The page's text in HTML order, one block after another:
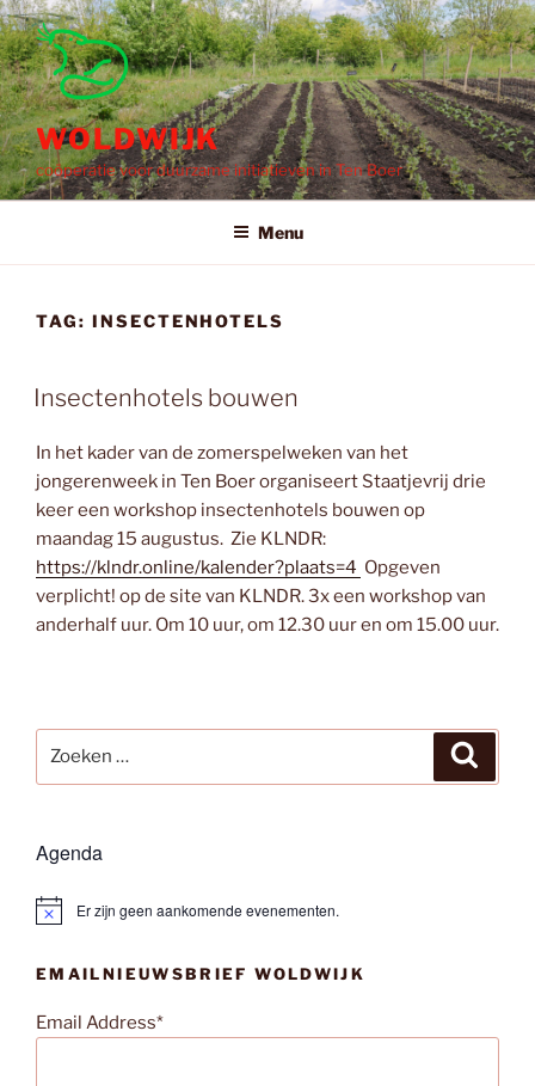
Ga
naar
de
inhoud
WOLDWIJK
coöperatie voor duurzame initiatieven in Ten Boer
Menu
TAG: INSECTENHOTELS
Insectenhotels bouwen
In het kader van de zomerspelweken van het
jongerenweek in Ten Boer organiseert Staatjevrij drie
keer een workshop insectenhotels bouwen op
maandag 15 augustus. Zie KLNDR:
https://klndr.online/kalender?plaats=4 Opgeven
verplicht! op de site van KLNDR. 3x een workshop van
anderhalf uur. Om 10 uur, om 12.30 uur en om 15.00 uur.
naar:
Agenda
i
h
t
Er zijn geen aankomende evenementen.
EMAILNIEUWSBRIEF WOLDWIJK
Email Address*